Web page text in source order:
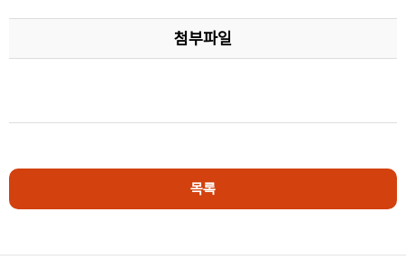
첨부파일
목록